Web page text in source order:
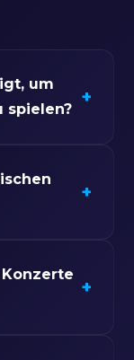
um
spielen?
+
+
+